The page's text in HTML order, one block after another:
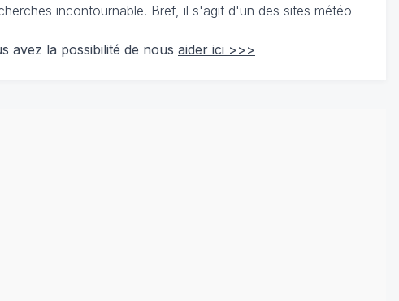
incontournable. Bref, il s'agit d'un des sites météo
avez la possibilité de nous aider ici >>>